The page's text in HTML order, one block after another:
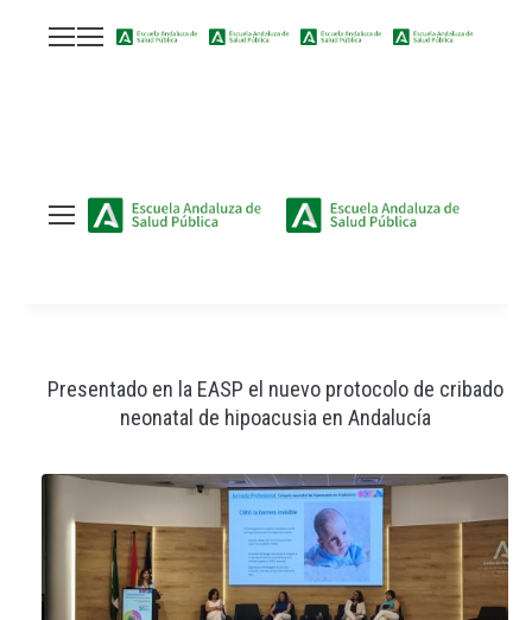
Presentado en la EASP el nuevo protocolo de cribado
neonatal de hipoacusia en Andalucía